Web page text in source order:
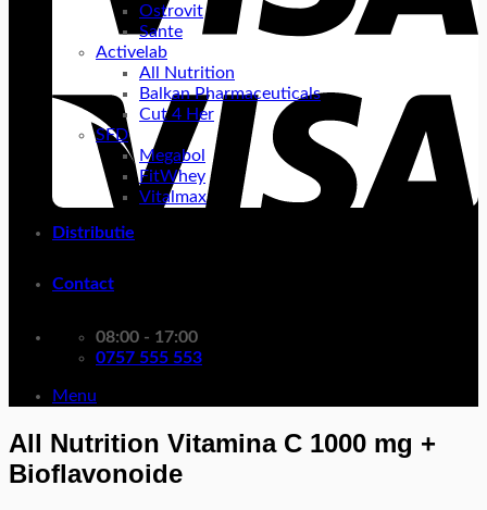
Ostrovit
Sante
Activelab
All Nutrition
Balkan Pharmaceuticals
Cut 4 Her
SFD
Megabol
FitWhey
Vitalmax
Distributie
Contact
08:00 - 17:00
0757 555 553
Menu
All Nutrition Vitamina C 1000 mg +
Bioflavonoide